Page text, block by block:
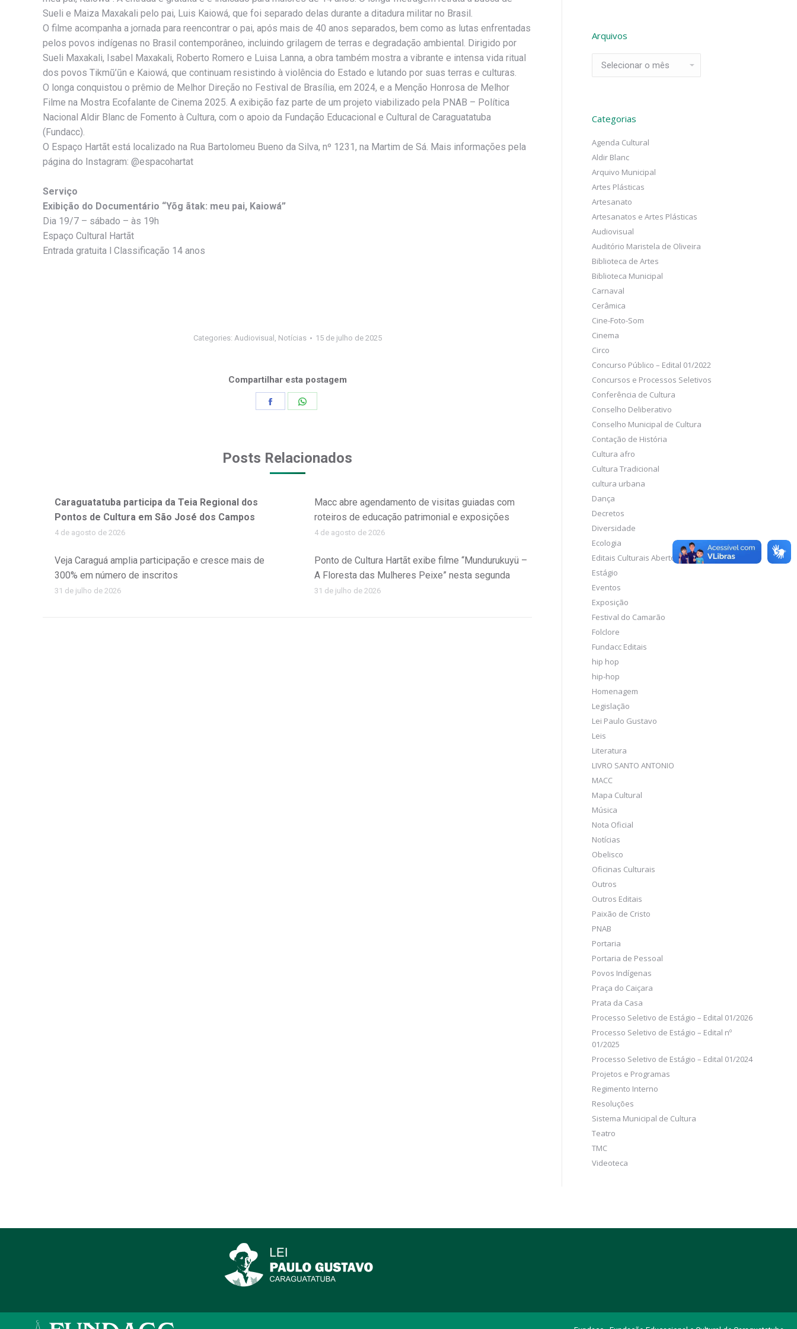
Sueli e Maiza Maxakali pelo pai, Luis Kaiowá, que foi separado delas durante a ditadura militar no Brasil.
O filme acompanha a jornada para reencontrar o pai, após mais de 40 anos separados, bem como as lutas enfrentadas
pelos povos indígenas no Brasil contemporâneo, incluindo grilagem de terras e degradação ambiental. Dirigido por
Sueli Maxakali, Isabel Maxakali, Roberto Romero e Luisa Lanna, a obra também mostra a vibrante e intensa vida ritual
dos povos Tikmũ’ũn e Kaiowá, que continuam resistindo à violência do Estado e lutando por suas terras e culturas.
O longa conquistou o prêmio de Melhor Direção no Festival de Brasília, em 2024, e a Menção Honrosa de Melhor
Filme na Mostra Ecofalante de Cinema 2025. A exibição faz parte de um projeto viabilizado pela PNAB – Política
Nacional Aldir Blanc de Fomento à Cultura, com o apoio da Fundação Educacional e Cultural de Caraguatatuba
(Fundacc).
O Espaço Hartãt está localizado na Rua Bartolomeu Bueno da Silva, nº 1231, na Martim de Sá. Mais informações pela
página do Instagram: @espacohartat
Serviço
Exibição do Documentário “Yõg ãtak: meu pai, Kaiowá”
Dia 19/7 – sábado – às 19h
Espaço Cultural Hartãt
Entrada gratuita l Classificação 14 anos
Categories: Audiovisual , Notícias 15 de julho de 2025
Compartilhar esta postagem
Share
Posts Relacionados
Caraguatatuba participa da Teia Regional dos
Pontos de Cultura em São José dos Campos
4 de agosto de 2026
Macc abre agendamento de visitas guiadas com
roteiros de educação patrimonial e exposições
4 de agosto de 2026
Veja Caraguá amplia participação e cresce mais de
300% em número de inscritos
31 de julho de 2026
Ponto de Cultura Hartãt exibe filme “Mundurukuyü –
A Floresta das Mulheres Peixe” nesta segunda
31 de julho de 2026
Arquivos
Categorias
Agenda Cultural
Aldir Blanc
Arquivo Municipal
Artes Plásticas
Artesanato
Artesanatos e Artes Plásticas
Audiovisual
Auditório Maristela de Oliveira
Biblioteca de Artes
Biblioteca Municipal
Carnaval
Cerâmica
Cine-Foto-Som
Cinema
Circo
Concurso Público – Edital 01/2022
Concursos e Processos Seletivos
Conferência de Cultura
Conselho Deliberativo
Conselho Municipal de Cultura
Contação de História
Cultura afro
Cultura Tradicional
cultura urbana
Dança
Decretos
Diversidade
Ecologia
Editais Culturais Abertos
Estágio
Eventos
Exposição
Festival do Camarão
Folclore
Fundacc Editais
hip hop
hip-hop
Homenagem
Legislação
Lei Paulo Gustavo
Leis
Literatura
LIVRO SANTO ANTONIO
MACC
Mapa Cultural
Música
Nota Oficial
Notícias
Obelisco
Oficinas Culturais
Outros
Outros Editais
Paixão de Cristo
PNAB
Portaria
Portaria de Pessoal
Povos Indígenas
Praça do Caiçara
Prata da Casa
Processo Seletivo de Estágio – Edital 01/2026
Processo Seletivo de Estágio – Edital nº
01/2025
Processo Seletivo de Estágio – Edital 01/2024
Projetos e Programas
Regimento Interno
Resoluções
Sistema Municipal de Cultura
Teatro
TMC
Videoteca